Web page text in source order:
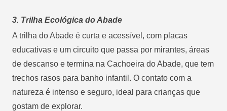
3. Trilha Ecológica do Abade
A trilha do Abade é curta e acessível , com placas
educativas e um circuito que passa por mirantes, áreas
de descanso e termina na Cachoeira do Abade, que tem
trechos rasos para banho infantil. O contato com a
natureza é intenso e seguro, ideal para crianças que
gostam de explorar.